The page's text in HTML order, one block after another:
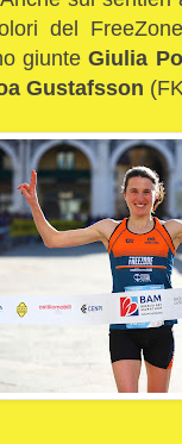
del
giunteGiulia
Gustafsson